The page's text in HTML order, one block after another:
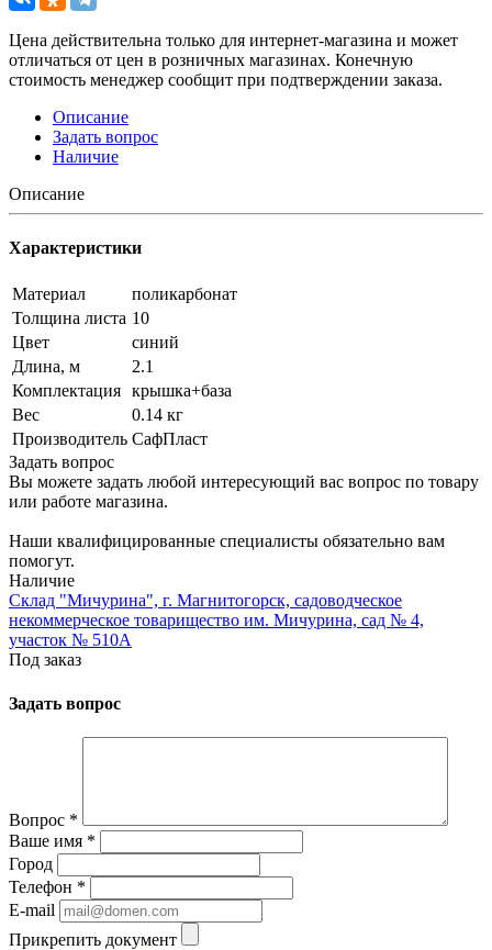
Цена действительна только для интернет-магазина и может
отличаться от цен в розничных магазинах. Конечную
стоимость менеджер сообщит при подтверждении заказа.
Описание
Задать вопрос
Наличие
Описание
Характеристики
Материал
поликарбонат
Толщина листа 10
Цвет
синий
Длина, м
2.1
Комплектация крышка+база
Вес
0.14 кг
Производитель СафПласт
Задать вопрос
Вы можете задать любой интересующий вас вопрос по товару
или работе магазина.
Наши квалифицированные специалисты обязательно вам
помогут.
Наличие
Склад "Мичурина", г. Магнитогорск, садоводческое
некоммерческое товарищество им. Мичурина, сад № 4,
участок № 510А
Под заказ
Задать вопрос
Вопрос *
Ваше имя *
Город
Телефон *
E-mail
Прикрепить документ